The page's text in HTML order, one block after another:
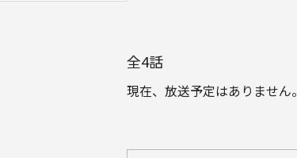
全4話
現在、放送予定はありません。